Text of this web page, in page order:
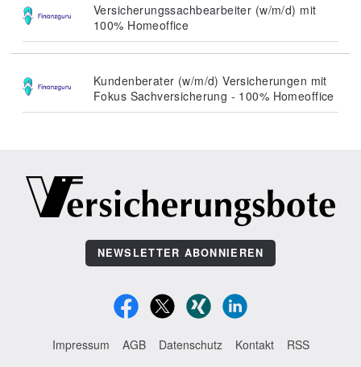
Versicherungssachbearbeiter (w/m/d) mit
100% Homeoffice
Kundenberater (w/m/d) Versicherungen mit
Fokus Sachversicherung - 100% Homeoffice
NEWSLETTER ABONNIEREN
Impressum AGB Datenschutz Kontakt RSS